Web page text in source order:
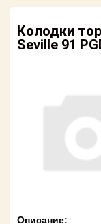
Оплата
Возврат
американских
Онлайн каталоги
Доставка
Колодки
Seville 91
Описание: